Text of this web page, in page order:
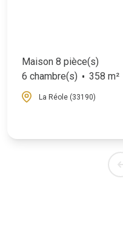
Maison 8 pièce(s)
6 chambre(s)
358 m²
La Réole (33190)